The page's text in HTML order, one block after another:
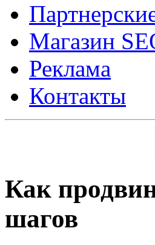
Магазин
Реклама
Контакты
Как
шагов